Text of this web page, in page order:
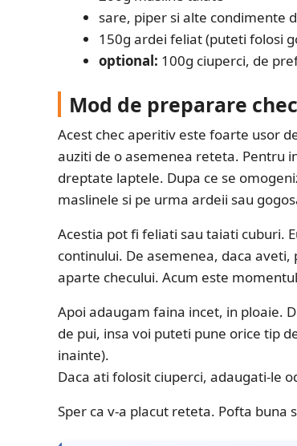
sare, piper si alte condimente
150g ardei feliat (puteti folosi
optional: 100g ciuperci, de
Mod de preparare
Acest chec aperitiv este foarte usor
auziti de o asemenea reteta. Pentru
dreptate laptele. Dupa ce se
maslinele si pe urma ardeii sau
Acestia pot fi feliati sau taiati cuburi.
continului. De asemenea, daca
aparte checului. Acum este
Apoi adaugam faina incet, in ploaie.
de pui, insa voi puteti pune orice tip
inainte).
Daca ati folosit ciuperci, adaugati-le
Sper ca v-a placut reteta. Pofta buna